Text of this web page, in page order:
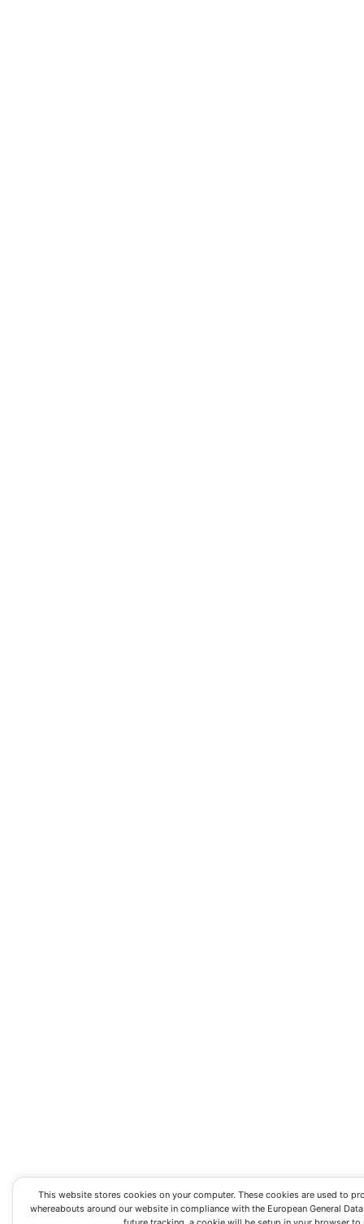
This website stores cookies on your computer. These cookies are used to
whereabouts around our website in compliance with the European General